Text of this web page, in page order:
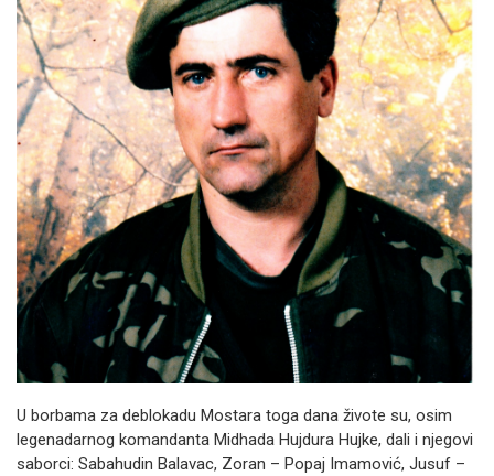
U borbama za deblokadu Mostara toga dana živote su, osim
legenadarnog komandanta Midhada Hujdura Hujke, dali i njegovi
saborci: Sabahudin Balavac, Zoran – Popaj Imamović, Jusuf –